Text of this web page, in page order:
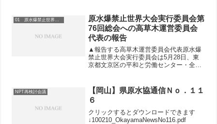
への折込もおこなわれ、会館を訪れる町
民の皆さんが熱心...
01 原水爆禁止世界大会
原水爆禁止世界大会実行委員会第
76回総会への高草木運営委員会
代表の報告
▲報告する高草木運営委員会代表原水爆
禁止世界大会実行委員会は5月28日、東
京都文京区の平和と労働センター・全労
会代表がおこなった報告のレジュメと大
要です。
NPT再検討会議
【岡山】県原水協通信Ｎｏ．１１
６
クリックするとダウンロードできます
↓100210_OkayamaNewsNo116.pdf